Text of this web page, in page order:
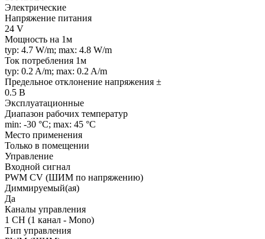
Электрические
Напряжение питания
24 V
Мощность на 1м
typ: 4.7 W/m; max: 4.8 W/m
Ток потребления 1м
typ: 0.2 A/m; max: 0.2 A/m
Предельное отклонение напряжения ±
0.5 В
Эксплуатационные
Диапазон рабочих температур
min: -30 °C; max: 45 °C
Место применения
Только в помещении
Управление
Входной сигнал
PWM СV (ШИМ по напряжению)
Диммируемый(ая)
Да
Каналы управления
1 CH (1 канал - Mono)
Тип управления